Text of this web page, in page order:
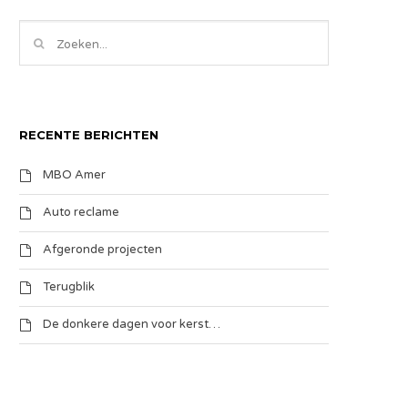
RECENTE BERICHTEN
MBO Amer
Auto reclame
Afgeronde projecten
Terugblik
De donkere dagen voor kerst…